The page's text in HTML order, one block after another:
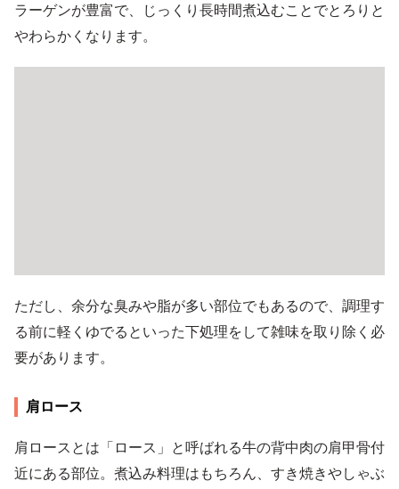
ラーゲンが豊富で、じっくり長時間煮込むことでとろりと
やわらかくなります。
ただし、余分な臭みや脂が多い部位でもあるので、調理す
る前に軽くゆでるといった下処理をして雑味を取り除く必
要があります。
肩ロース
肩ロースとは「ロース」と呼ばれる牛の背中肉の肩甲骨付
近にある部位。煮込み料理はもちろん、すき焼きやしゃぶ